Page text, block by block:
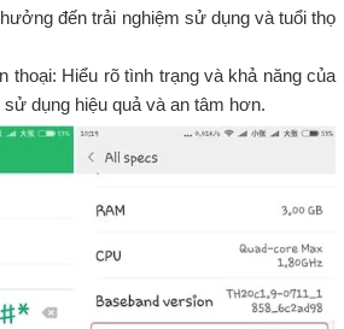
đến trải nghiệm sử dụng và tuổi thọ
thoại: Hiểu rõ tình trạng và khả năng của
sử dụng hiệu quả và an tâm hơn.